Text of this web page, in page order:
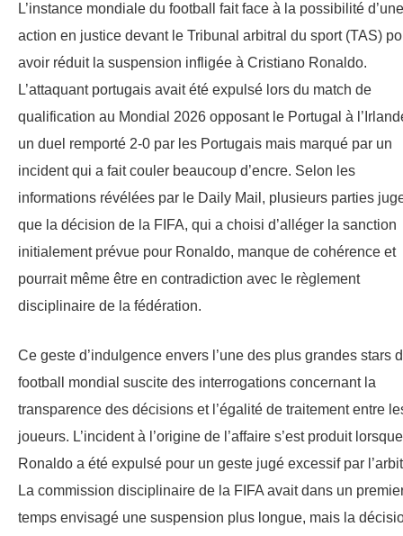
L’instance mondiale du football fait face à la possibilité d’une
action en justice devant le Tribunal arbitral du sport (TAS)
avoir réduit la suspension infligée à Cristiano Ronaldo.
L’attaquant portugais avait été expulsé lors du match de
qualification au Mondial 2026 opposant le Portugal à
un duel remporté 2-0 par les Portugais mais marqué par un
incident qui a fait couler beaucoup d’encre. Selon les
informations révélées par le Daily Mail, plusieurs parties
que la décision de la FIFA, qui a choisi d’alléger la sanction
initialement prévue pour Ronaldo, manque de cohérence et
pourrait même être en contradiction avec le règlement
disciplinaire de la fédération.
Ce geste d’indulgence envers l’une des plus grandes stars
football mondial suscite des interrogations concernant la
transparence des décisions et l’égalité de traitement entre
joueurs. L’incident à l’origine de l’affaire s’est produit lorsque
Ronaldo a été expulsé pour un geste jugé excessif par
La commission disciplinaire de la FIFA avait dans un
temps envisagé une suspension plus longue, mais la